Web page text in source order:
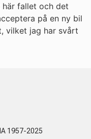
fallet och det
på en ny bil
vilket jag har svårt
1957-2025